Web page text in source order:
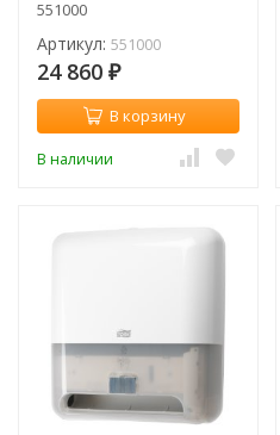
551000
Артикул: 551000
24 860 ₽
В корзину
В наличии